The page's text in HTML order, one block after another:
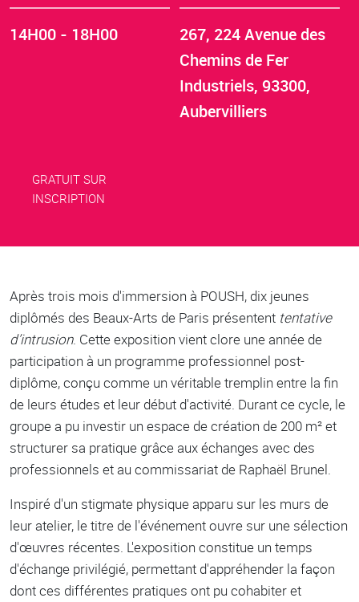
14H00 - 18H00
267, 224 Avenue des
Chemins de Fer
Industriels, 93300,
Aubervilliers
GRATUIT SUR
INSCRIPTION
Body
Après trois mois d'immersion à POUSH, dix jeunes
diplômés des Beaux-Arts de Paris présentent tentative
d’intrusion. Cette exposition vient clore une année de
participation à un programme professionnel post-
diplôme, conçu comme un véritable tremplin entre la fin
de leurs études et leur début d'activité. Durant ce cycle, le
groupe a pu investir un espace de création de 200 m² et
structurer sa pratique grâce aux échanges avec des
professionnels et au commissariat de Raphaël Brunel.
Inspiré d'un stigmate physique apparu sur les murs de
leur atelier, le titre de l'événement ouvre sur une sélection
d'œuvres récentes. L'exposition constitue un temps
d'échange privilégié, permettant d'appréhender la façon
dont ces différentes pratiques ont pu cohabiter et